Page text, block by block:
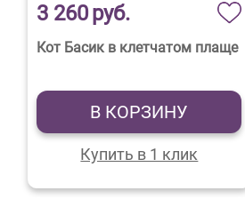
3 260руб.
Кот Басик в клетчатом плаще
В КОРЗИНУ
Купить в 1 клик